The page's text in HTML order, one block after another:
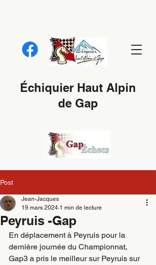
Échiquier Haut Alpin
de Gap
Post
Peyruis -Gap
Jean-Jacques
19 mars 2024 1 min de lecture
En déplacement à Peyruis pour la
dernière journée du Championnat,
Gap3 a pris le meilleur sur Peyruis sur